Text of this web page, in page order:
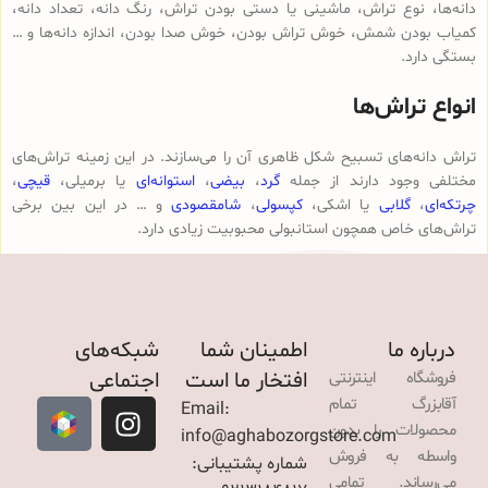
دانه‌ها، نوع تراش، ماشینی یا دستی بودن تراش، رنگ دانه، تعداد دانه،
کمیاب بودن شمش، خوش تراش بودن، خوش صدا بودن، اندازه دانه‌ها و …
بستگی دارد.
انواع تراش‌ها
تراش دانه‌های تسبیح شکل ظاهری آن را می‌سازند. در این زمینه تراش‌های
مختلفی وجود دارند از جمله گرد، بیضی،استوانه‌ای یا برمیلی، قیچی،
چرتکه‌ای،گلابی یا اشکی،کپسولی، شامقصودیو … در این بین برخی
تراش‌های خاص همچون استانبولی محبوبیت زیادی دارد.
درباره ما
فروشگاه اینترنتی
آقابزرگ تمام
محصولات را بدون
واسطه به فروش
می‌رساند. تمامی
اطمینان شما
افتخار ما است
Email:
info@aghabozorgstore.com
شماره پشتیبانی:
شبکه‌های
اجتماعی